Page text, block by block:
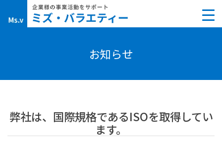
content
お知らせ
弊社は、国際規格であるISOを取得してい
ます。